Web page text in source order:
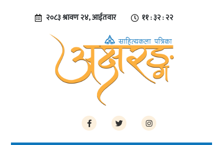
२०८३ श्रावण २४, आईतवार ११ : ३२ : २३